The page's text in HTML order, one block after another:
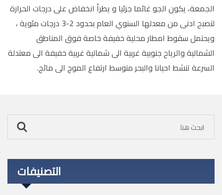
الجمعة، يكون الجو غائما جزئيا و يطرأ انخفاض على درجات الحرارة
لتصبح ادنى من معدلها السنوي العام بحدود 2-3 درجات مئوية ،
ويحتمل سقوط امطار محلية خفيفة خاصة فوق المناطق
الشمالية والرياح جنوبية غربية الى شمالية غربية خفيفة الى معتدلة
السرعة تنشط احيانا والبحر متوسط ارتفاع الموج الى مائج.
التصنيفات